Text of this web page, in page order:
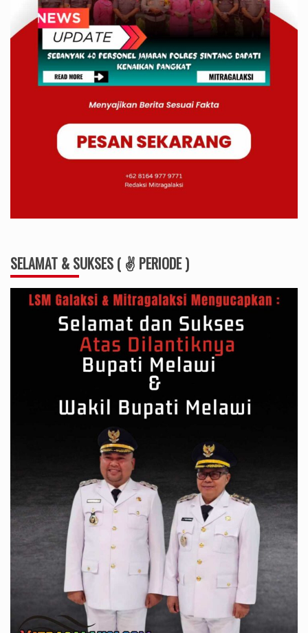
SELAMAT & SUKSES ( ✌ PERIODE )